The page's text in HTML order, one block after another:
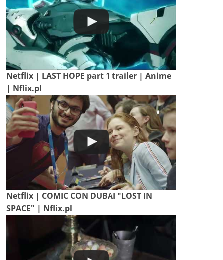
Netflix | LAST HOPE part 1 trailer | Anime
| Nflix.pl
Netflix | COMIC CON DUBAI "LOST IN
SPACE" | Nflix.pl